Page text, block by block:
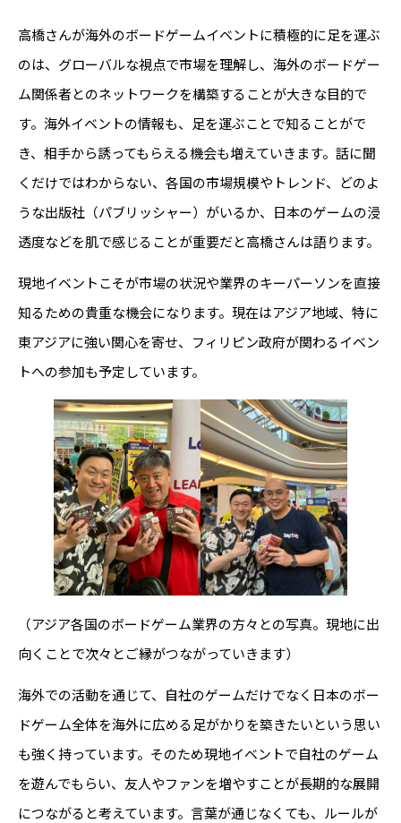
高橋さんが海外のボードゲームイベントに積極的に足を運ぶ
のは、グローバルな視点で市場を理解し、海外のボードゲー
ム関係者とのネットワークを構築することが大きな目的で
す。海外イベントの情報も、足を運ぶことで知ることがで
き、相手から誘ってもらえる機会も増えていきます。話に聞
くだけではわからない、各国の市場規模やトレンド、どのよ
うな出版社（パブリッシャー）がいるか、日本のゲームの浸
透度などを肌で感じることが重要だと高橋さんは語ります。
現地イベントこそが市場の状況や業界のキーパーソンを直接
知るための貴重な機会になります。現在はアジア地域、特に
東アジアに強い関心を寄せ、フィリピン政府が関わるイベン
トへの参加も予定しています。
（アジア各国のボードゲーム業界の方々との写真。現地に出
向くことで次々とご縁がつながっていきます）
海外での活動を通じて、自社のゲームだけでなく日本のボー
ドゲーム全体を海外に広める足がかりを築きたいという思い
も強く持っています。そのため現地イベントで自社のゲーム
を遊んでもらい、友人やファンを増やすことが長期的な展開
につながると考えています。言葉が通じなくても、ルールが